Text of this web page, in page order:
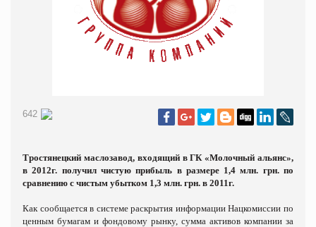
642
Тростянецкий маслозавод, входящий в ГК «Молочный альянс»,
в 2012г. получил чистую прибыль в размере 1,4 млн. грн. по
сравнению с чистым убытком 1,3 млн. грн. в 2011г.
Как сообщается в системе раскрытия информации Нацкомиссии по
ценным бумагам и фондовому рынку, сумма активов компании за